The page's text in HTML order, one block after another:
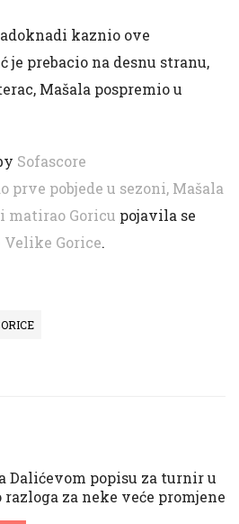
kaznio ove
je prebacio na desnu stranu,
Mašala pospremio u
Sofascore
prve pobjede u sezoni, Mašala
matirao Goricu pojavila se
Gorice.
Dalićevom popisu za turnir u
za neke veće promjene